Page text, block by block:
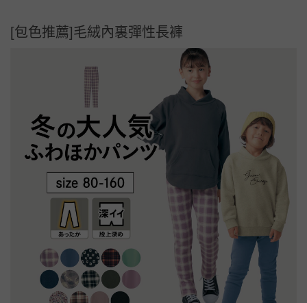
[包色推薦]毛絨內裏彈性長褲